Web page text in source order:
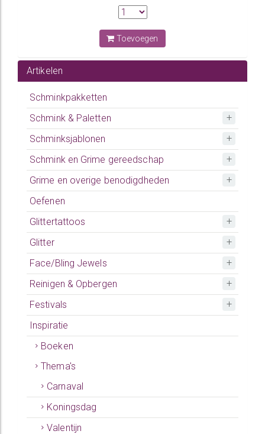
Toevoegen
Artikelen
Schminkpakketten
Schmink & Paletten
Schminksjablonen
Schmink en Grime gereedschap
Grime en overige benodigdheden
Oefenen
Glittertattoos
Glitter
Face/Bling Jewels
Reinigen & Opbergen
Festivals
Inspiratie
Boeken
Thema's
Carnaval
Koningsdag
Valentijn